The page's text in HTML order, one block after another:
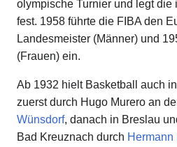
olympische Turnier und legt die
fest. 1958 führte die FIBA den
Landesmeister (Männer) und
(Frauen) ein.
Ab 1932 hielt Basketball auch
zuerst durch Hugo Murero an
Wünsdorf, danach in Breslau
Bad Kreuznach durch Hermann